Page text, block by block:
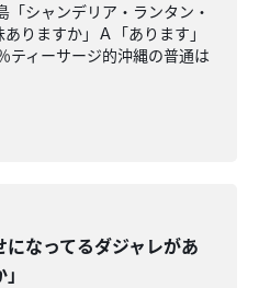
「シャンデリア・ランタン・
りますか」Ａ「あります」
ティーサージ的沖縄の普通は
になってるダジャレがあ